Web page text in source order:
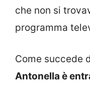
che non si
programma
Come succede
Antonella è